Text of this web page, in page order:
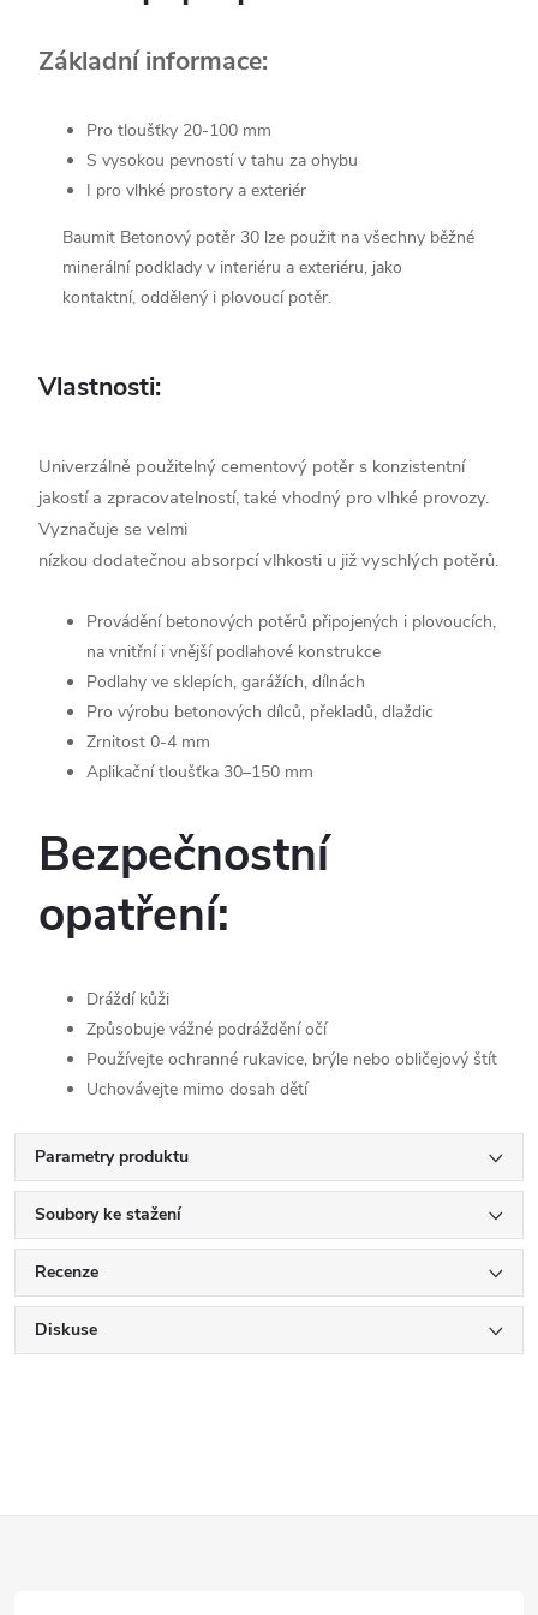
Základní informace:
Pro tloušťky 20-100 mm
S vysokou pevností v tahu za ohybu
I pro vlhké prostory a exteriér
Baumit Betonový potěr 30 lze použit na všechny běžné
minerální podklady v interiéru a exteriéru, jako
kontaktní, oddělený i plovoucí potěr.
Vlastnosti:
Univerzálně použitelný cementový potěr s konzistentní
jakostí a zpracovatelností, také vhodný pro vlhké provozy.
Vyznačuje se velmi
nízkou dodatečnou absorpcí vlhkosti u již vyschlých potěrů.
Provádění betonových potěrů připojených i plovoucích,
na vnitřní i vnější podlahové konstrukce
Podlahy ve sklepích, garážích, dílnách
Pro výrobu betonových dílců, překladů, dlaždic
Zrnitost 0-4 mm
Aplikační tloušťka 30–150 mm
Bezpečnostní
opatření:
Dráždí kůži
Způsobuje vážné podráždění očí
Používejte ochranné rukavice, brýle nebo obličejový štít
Uchovávejte mimo dosah dětí
Parametry produktu
Soubory ke stažení
Recenze
Diskuse